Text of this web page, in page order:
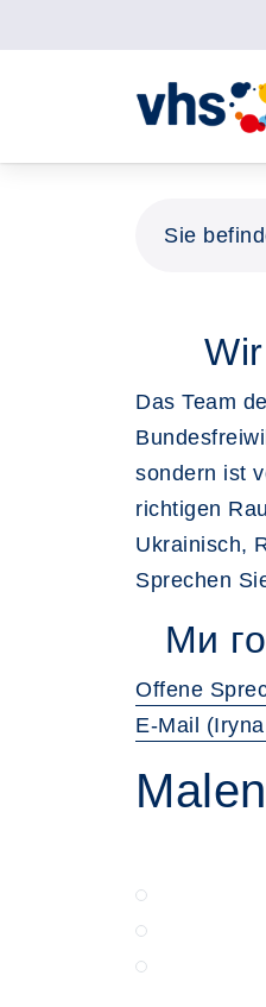
Sie
Das Team
sondern ist
richtigen
Ukrainisch,
Sprechen
Ми
Offene
E-Mail